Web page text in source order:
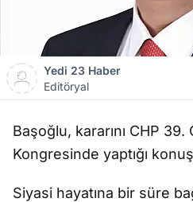
Yedi 23 Haber
Editöryal
Başoğlu, kararını CHP
Kongresinde yaptığı
Siyasi hayatına bir süre